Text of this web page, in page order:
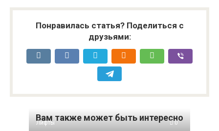
Понравилась статья? Поделиться с
друзьями:
Вам также может быть интересно
Лифты 0